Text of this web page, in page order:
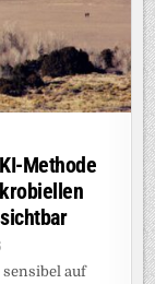
Methode
auf